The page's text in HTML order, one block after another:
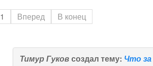
1 Вперед В конец
Тимур Гуковсоздал тему: Что